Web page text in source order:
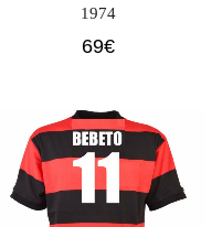
1974
69€